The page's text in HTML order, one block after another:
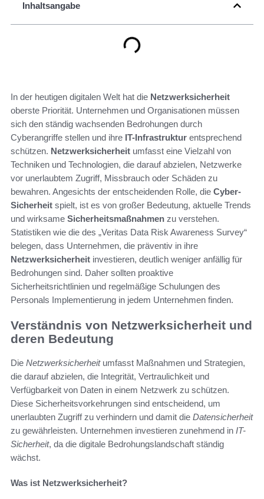
Inhaltsangabe
In der heutigen digitalen Welt hat die Netzwerksicherheit
oberste Priorität. Unternehmen und Organisationen müssen
sich den ständig wachsenden Bedrohungen durch
Cyberangriffe stellen und ihre IT-Infrastruktur entsprechend
schützen. Netzwerksicherheit umfasst eine Vielzahl von
Techniken und Technologien, die darauf abzielen, Netzwerke
vor unerlaubtem Zugriff, Missbrauch oder Schäden zu
bewahren. Angesichts der entscheidenden Rolle, die Cyber-
Sicherheit spielt, ist es von großer Bedeutung, aktuelle Trends
und wirksame Sicherheitsmaßnahmen zu verstehen.
Statistiken wie die des „Veritas Data Risk Awareness Survey“
belegen, dass Unternehmen, die präventiv in ihre
Netzwerksicherheit investieren, deutlich weniger anfällig für
Bedrohungen sind. Daher sollten proaktive
Sicherheitsrichtlinien und regelmäßige Schulungen des
Personals Implementierung in jedem Unternehmen finden.
Verständnis von Netzwerksicherheit und
deren Bedeutung
Die Netzwerksicherheitumfasst Maßnahmen und Strategien,
die darauf abzielen, die Integrität, Vertraulichkeit und
Verfügbarkeit von Daten in einem Netzwerk zu schützen.
Diese Sicherheitsvorkehrungen sind entscheidend, um
unerlaubten Zugriff zu verhindern und damit die Datensicherheit
zu gewährleisten. Unternehmen investieren zunehmend in IT-
Sicherheit, da die digitale Bedrohungslandschaft ständig
wächst.
Was ist Netzwerksicherheit?